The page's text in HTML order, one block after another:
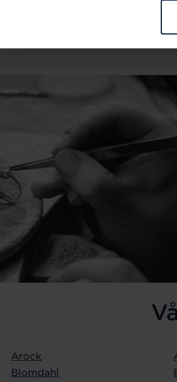
Arock
Blomdahl